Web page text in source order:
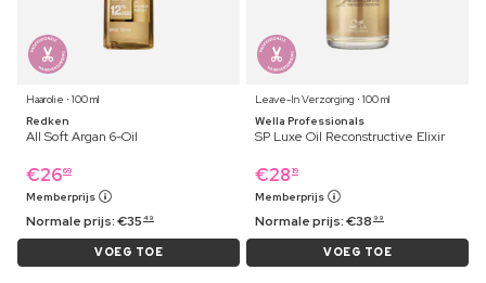
Haarolie ⋅ 100 ml
Redken
All Soft Argan 6-Oil
€2669
Memberprijs
Normale prijs:€35 49
VOEG TOE
Leave-In Verzorging ⋅ 100 ml
Wella Professionals
SP Luxe Oil Reconstructive Elixir
€28 19
Memberprijs
Normale prijs:€38 99
VOEG TOE